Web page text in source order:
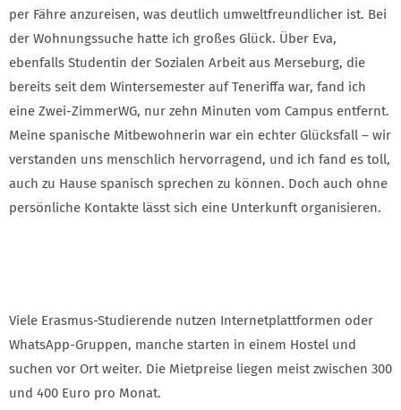
per Fähre anzureisen, was deutlich umweltfreundlicher ist. Bei
der Wohnungssuche hatte ich großes Glück. Über Eva,
ebenfalls Studentin der Sozialen Arbeit aus Merseburg, die
bereits seit dem Wintersemester auf Teneriffa war, fand ich
eine Zwei-ZimmerWG, nur zehn Minuten vom Campus entfernt.
Meine spanische Mitbewohnerin war ein echter Glücksfall – wir
verstanden uns menschlich hervorragend, und ich fand es toll,
auch zu Hause spanisch sprechen zu können. Doch auch ohne
persönliche Kontakte lässt sich eine Unterkunft organisieren.
Viele Erasmus-Studierende nutzen Internetplattformen oder
WhatsApp-Gruppen, manche starten in einem Hostel und
suchen vor Ort weiter. Die Mietpreise liegen meist zwischen 300
und 400 Euro pro Monat.